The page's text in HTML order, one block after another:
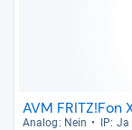
AVM FRITZ!Fon
Ana­log: Nein IP: Ja